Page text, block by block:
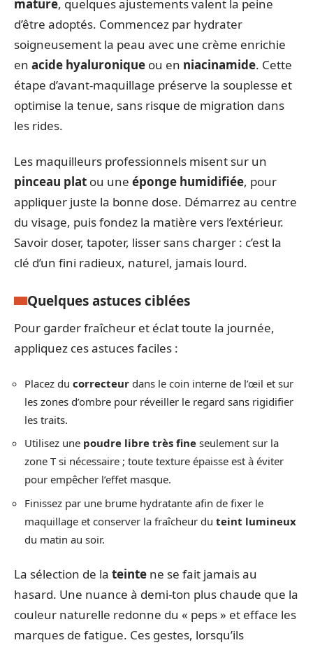
mature, quelques ajustements valent la peine
d’être adoptés. Commencez par hydrater
soigneusement la peau avec une crème enrichie
en acide hyaluronique ou en niacinamide. Cette
étape d’avant-maquillage préserve la souplesse et
optimise la tenue, sans risque de migration dans
les rides.
Les maquilleurs professionnels misent sur un
pinceau plat ou une éponge humidifiée, pour
appliquer juste la bonne dose. Démarrez au centre
du visage, puis fondez la matière vers l’extérieur.
Savoir doser, tapoter, lisser sans charger : c’est la
clé d’un fini radieux, naturel, jamais lourd.
Quelques astuces ciblées
Pour garder fraîcheur et éclat toute la journée,
appliquez ces astuces faciles :
Placez du correcteur dans le coin interne de l’œil et sur
les zones d’ombre pour réveiller le regard sans rigidifier
les traits.
Utilisez une poudre libre très fine seulement sur la
zone T si nécessaire ; toute texture épaisse est à éviter
pour empêcher l’effet masque.
Finissez par une brume hydratante afin de fixer le
maquillage et conserver la fraîcheur du teint lumineux
du matin au soir.
La sélection de la teinte ne se fait jamais au
hasard. Une nuance à demi-ton plus chaude que la
couleur naturelle redonne du « peps » et efface les
marques de fatigue. Ces gestes, lorsqu’ils